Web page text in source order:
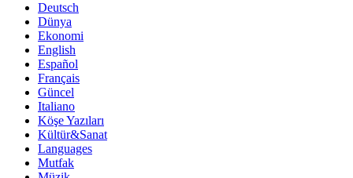
Deutsch
Dünya
Ekonomi
English
Español
Français
Güncel
Italiano
Köşe Yazıları
Kültür&Sanat
Languages
Mutfak